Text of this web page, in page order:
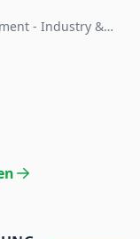
- Industry &